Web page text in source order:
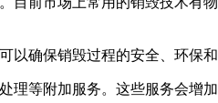
确保销毁过程的安全、环保
等附加服务。这些服务会增